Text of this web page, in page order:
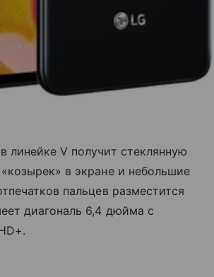
линейке V получит стеклянную
в экране и небольшие
пальцев разместится
диагональ 6,4 дюйма с